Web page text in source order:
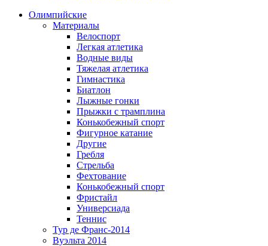
Олимпийские
Материалы
Велоспорт
Легкая атлетика
Водные виды
Тяжелая атлетика
Гимнастика
Биатлон
Лыжные гонки
Прыжки с трамплина
Конькобежный спорт
Фигурное катание
Другие
Гребля
Стрельба
Фехтование
Конькобежный спорт
Фристайл
Универсиада
Теннис
Тур де Франс-2014
Вуэльта 2014